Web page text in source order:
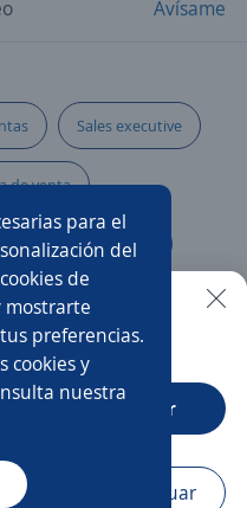
para el
del
de
mostrarte
preferencias.
cookies y
nuestra
Avísame
Sales executive
de venta
Ejecutivo/a financiero
a de ventas
ventas
en la app
Abrir
Continuar